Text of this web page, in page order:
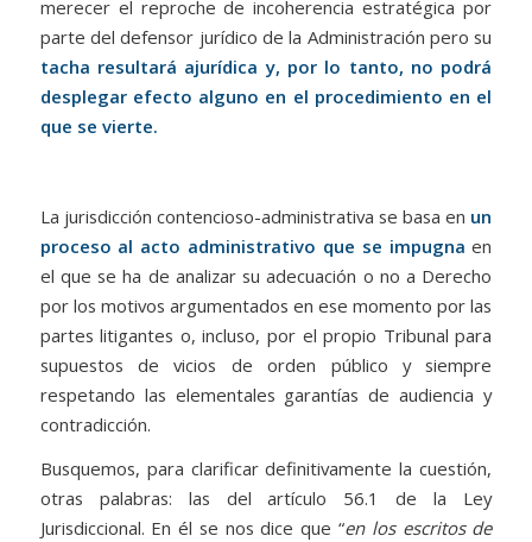
merecer el reproche de incoherencia estratégica por
parte del defensor jurídico de la Administración pero su
tacha resultará ajurídica y, por lo tanto, no podrá
desplegar efecto alguno en el procedimiento en el
que se vierte.
La jurisdicción contencioso-administrativa se basa en un
proceso al acto administrativo que se impugna en
el que se ha de analizar su adecuación o no a Derecho
por los motivos argumentados en ese momento por las
partes litigantes o, incluso, por el propio Tribunal para
supuestos de vicios de orden público y siempre
respetando las elementales garantías de audiencia y
contradicción.
Busquemos, para clarificar definitivamente la cuestión,
otras palabras: las del artículo 56.1 de la Ley
Jurisdiccional. En él se nos dice que “en los escritos de